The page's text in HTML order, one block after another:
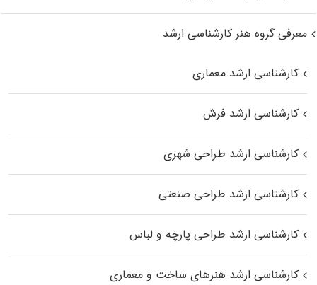
معرفی گروه هنر کارشناسی ارشد
کارشناسی ارشد معماری
کارشناسی ارشد فرش
کارشناسی ارشد طراحی شهری
کارشناسی ارشد طراحی صنعتی
کارشناسی ارشد طراحی پارچه و لباس
کارشناسی ارشد هنرهای ساخت و معماری